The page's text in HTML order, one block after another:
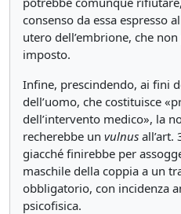
consenso da essa espresso
utero dell’embrione, che
imposto.
Infine, prescindendo, ai fini
dell’uomo, che costituisce
dell’intervento medico», la
recherebbe un vulnus all’art.
giacché finirebbe per
maschile della coppia a un
obbligatorio, con incidenza
psicofisica.